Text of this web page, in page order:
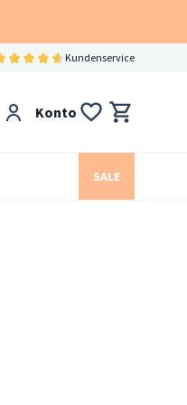
Kundenservice
Konto
SALE